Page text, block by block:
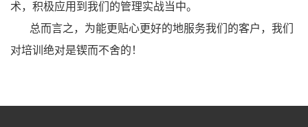
术，积极应用到我们的管理实战当中。
总而言之，为能更贴心更好的地服务我们的客户，我们
对培训绝对是锲而不舍的！